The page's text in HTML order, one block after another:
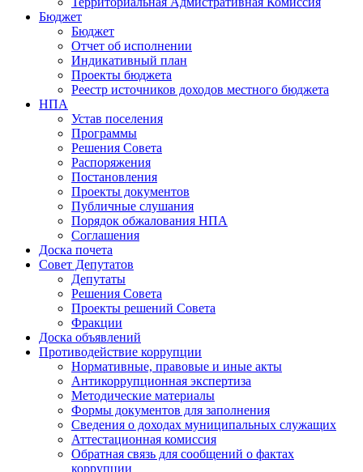
Бюджет
Бюджет
Отчет об исполнении
Индикативный план
Проекты бюджета
Реестр источников доходов местного бюджета
НПА
Устав поселения
Программы
Решения Совета
Распоряжения
Постановления
Проекты документов
Публичные слушания
Порядок обжалования НПА
Соглашения
Доска почета
Совет Депутатов
Депутаты
Решения Совета
Проекты решений Совета
Фракции
Доска объявлений
Противодействие коррупции
Нормативные, правовые и иные акты
Антикоррупционная экспертиза
Методические материалы
Формы документов для заполнения
Сведения о доходах муниципальных служащих
Аттестационная комиссия
Обратная связь для сообщений о фактах
коррупции